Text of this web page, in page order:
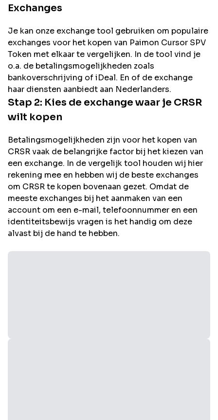
Exchanges
Je kan onze exchange tool gebruiken om populaire
exchanges voor het kopen van Paimon Cursor SPV
Token met elkaar te vergelijken. In de tool vind je
o.a. de betalingsmogelijkheden zoals
bankoverschrijving of iDeal. En of de exchange
haar diensten aanbiedt aan Nederlanders.
Stap 2: Kies de exchange waar je CRSR
wilt kopen
Betalingsmogelijkheden zijn voor het kopen van
CRSRvaak de belangrijke factor bij het kiezen van
een exchange. In de vergelijk tool houden wij hier
rekening mee en hebben wij de beste exchanges
om CRSRte kopen bovenaan gezet. Omdat de
meeste exchanges bij het aanmaken van een
account om een e-mail, telefoonnummer en een
identiteitsbewijs vragen is het handig om deze
alvast bij de hand te hebben.